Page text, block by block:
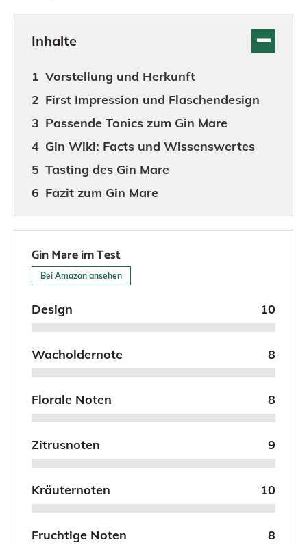
Inhalte
Vorstellung und Herkunft
First Impression und Flaschendesign
Passende Tonics zum Gin Mare
Gin Wiki: Facts und Wissenswertes
Tasting des Gin Mare
Fazit zum Gin Mare
Gin Mare im Test
Bei Amazon ansehen
Design 10
Wacholdernote 8
Florale Noten 8
Zitrusnoten 9
Kräuternoten 10
Fruchtige Noten 8